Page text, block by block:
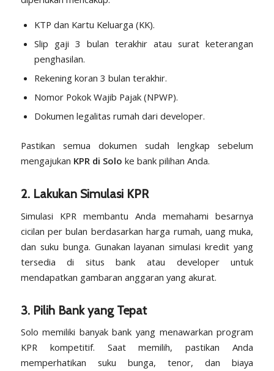
KTP dan Kartu Keluarga (KK).
Slip gaji 3 bulan terakhir atau surat keterangan
penghasilan.
Rekening koran 3 bulan terakhir.
Nomor Pokok Wajib Pajak (NPWP).
Dokumen legalitas rumah dari developer.
Pastikan semua dokumen sudah lengkap sebelum
mengajukan KPR di Solo ke bank pilihan Anda.
2. Lakukan Simulasi KPR
Simulasi KPR membantu Anda memahami besarnya
cicilan per bulan berdasarkan harga rumah, uang muka,
dan suku bunga. Gunakan layanan simulasi kredit yang
tersedia di situs bank atau developer untuk
mendapatkan gambaran anggaran yang akurat.
3. Pilih Bank yang Tepat
Solo memiliki banyak bank yang menawarkan program
KPR kompetitif. Saat memilih, pastikan Anda
memperhatikan suku bunga, tenor, dan biaya